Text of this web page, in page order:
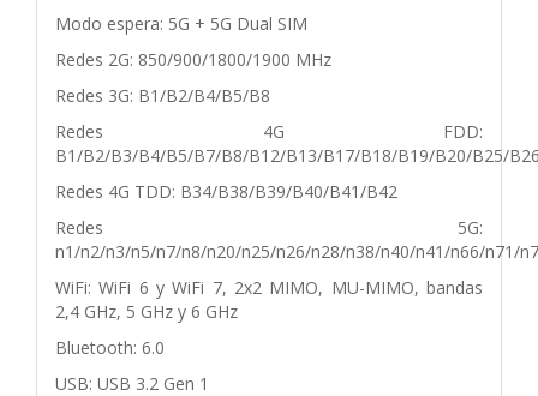
Modo espera: 5G + 5G Dual SIM
Redes 2G: 850/900/1800/1900 MHz
Redes 3G: B1/B2/B4/B5/B8
Redes 4G FDD:
B1/B2/B3/B4/B5/B7/B8/B12/B13/B17/B18/B19/B20/B25/
Redes 4G TDD: B34/B38/B39/B40/B41/B42
Redes 5G:
n1/n2/n3/n5/n7/n8/n20/n25/n26/n28/n38/n40/n41/n66/n71/
WiFi: WiFi 6 y WiFi 7, 2x2 MIMO, MU-MIMO, bandas
2,4 GHz, 5 GHz y 6 GHz
Bluetooth: 6.0
USB: USB 3.2 Gen 1